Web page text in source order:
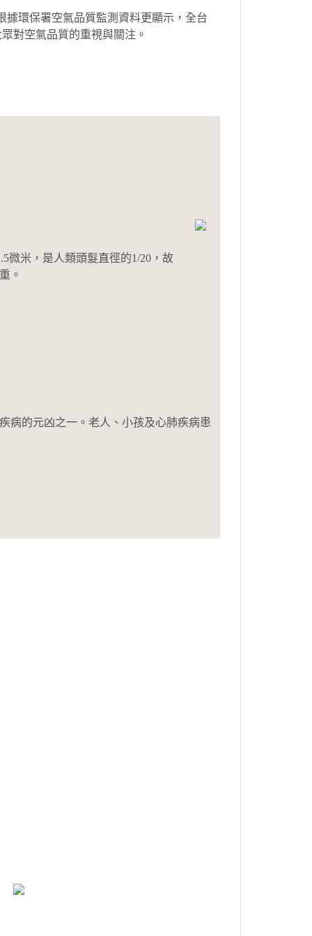
據環保署空氣品質監測資料更顯示，全台
對空氣品質的重視與關注。
微米，是人類頭髮直徑的1/20，故
。
病的元凶之一。老人、小孩及心肺疾病患